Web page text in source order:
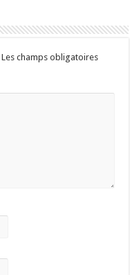
Les champs obligatoires